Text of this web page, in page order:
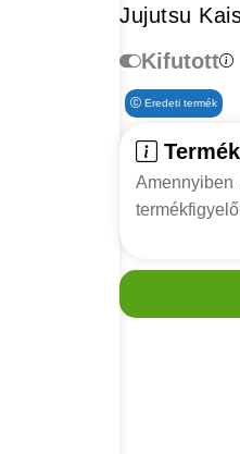
Jujutsu
Kifutott
Eredeti termék